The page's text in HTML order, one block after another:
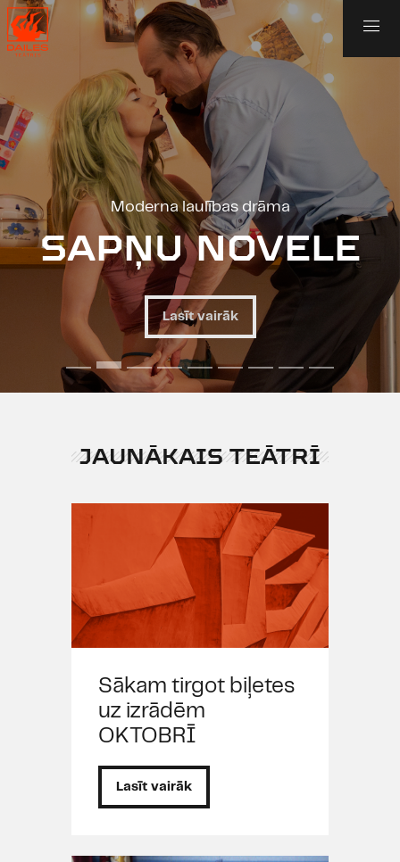
Moderna laulības drāma
SAPŅU NOVELE
Lasīt vairāk
JAUNĀKAIS TEĀTRĪ
Sākam tirgot biļetes
uz izrādēm
OKTOBRĪ
Lasīt vairāk